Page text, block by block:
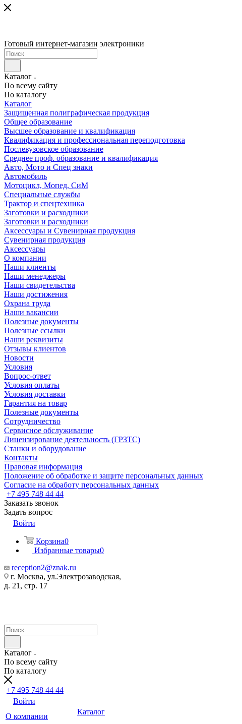
Готовый интернет-магазин электроники
Каталог
По всему сайту
По каталогу
Каталог
Защищенная полиграфическая продукция
Общее образование
Высшее образование и квалификация
Квалификация и профессиональная переподготовка
Послевузовское образование
Среднее проф. образование и квалификация
Авто, Мото и Спец знаки
Автомобиль
Мотоцикл, Мопед, СиМ
Специальные службы
Трактор и спецтехника
Заготовки и расходники
Заготовки и расходники
Аксессуары и Сувенирная продукция
Сувенирная продукция
Аксессуары
О компании
Наши клиенты
Наши менеджеры
Наши свидетельства
Наши достижения
Охрана труда
Наши вакансии
Полезные документы
Полезные ссылки
Наши реквизиты
Отзывы клиентов
Новости
Условия
Вопрос-ответ
Условия оплаты
Условия доставки
Гарантия на товар
Полезные документы
Сотрудничество
Сервисное обслуживание
Лицензирование деятельность (ГРЗТС)
Станки и оборудование
Контакты
Правовая информация
Положение об обработке и защите персональных данных
Согласие на обработу персональных данных
+7 495 748 44 44
Заказать звонок
Задать вопрос
Войти
Корзина0
Избранные товары0
reception2@znak.ru
г. Москва, ул.Электрозаводская,
д. 21, стр. 17
Каталог
По всему сайту
По каталогу
+7 495 748 44 44
Войти
О компании
Каталог